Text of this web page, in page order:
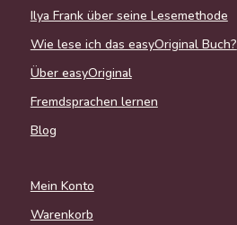
Ilya Frank über seine Lesemethode
Wie lese ich das easyOriginal Buch?
Über easyOriginal
Fremdsprachen lernen
Blog
Mein Konto
Warenkorb